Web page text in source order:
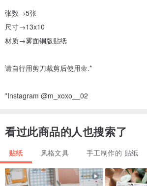
张数→5张
尺寸→13x10
材质→雾面铜版贴纸
请自行用剪刀裁剪后使用🌼.*
*Instagram @m_xoxo__02
看过此商品的人也搜索了
贴纸 风格文具 手工制作的 贴纸